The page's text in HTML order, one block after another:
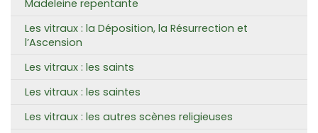
Madeleine repentante
Les vitraux : la Déposition, la Résurrection et
l’Ascension
Les vitraux : les saints
Les vitraux : les saintes
Les vitraux : les autres scènes religieuses